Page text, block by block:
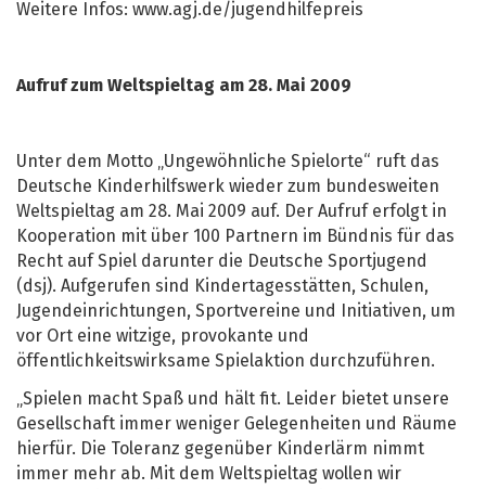
Weitere Infos: www.agj.de/jugendhilfepreis
Aufruf zum Weltspieltag am 28. Mai 2009
Unter dem Motto „Ungewöhnliche Spielorte“ ruft das
Deutsche Kinderhilfswerk wieder zum bundesweiten
Weltspieltag am 28. Mai 2009 auf. Der Aufruf erfolgt in
Kooperation mit über 100 Partnern im Bündnis für das
Recht auf Spiel darunter die Deutsche Sportjugend
(dsj). Aufgerufen sind Kindertagesstätten, Schulen,
Jugendeinrichtungen, Sportvereine und Initiativen, um
vor Ort eine witzige, provokante und
öffentlichkeitswirksame Spielaktion durchzuführen.
„Spielen macht Spaß und hält fit. Leider bietet unsere
Gesellschaft immer weniger Gelegenheiten und Räume
hierfür. Die Toleranz gegenüber Kinderlärm nimmt
immer mehr ab. Mit dem Weltspieltag wollen wir